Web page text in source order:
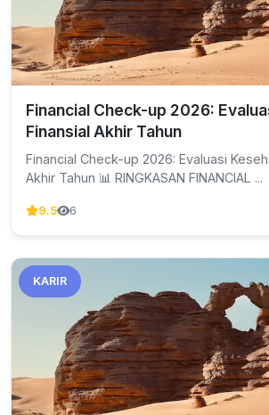
Financial Check-up 2026:
Finansial Akhir Tahun
Financial Check-up 2026: Evaluasi
Akhir Tahun 📊 RINGKASAN FINANCIAL ...
9.5 6
KARIR